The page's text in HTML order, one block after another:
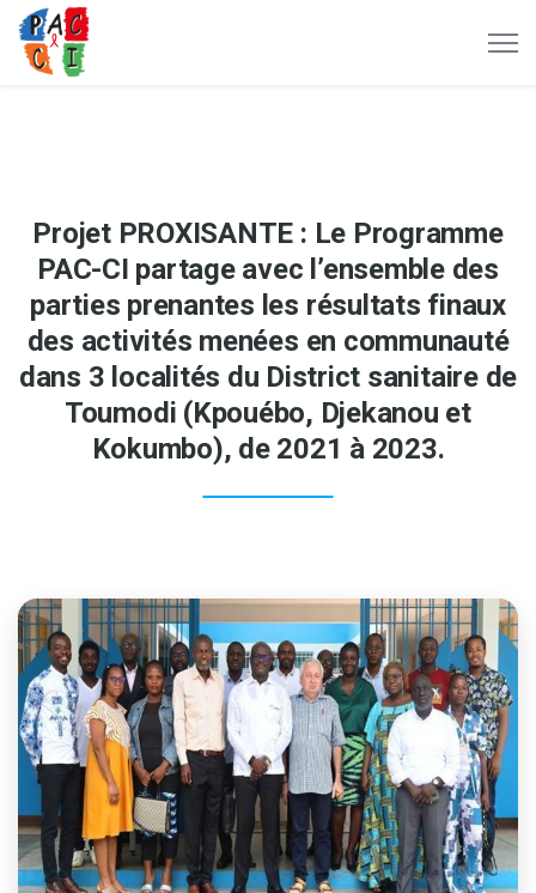
Projet PROXISANTE : Le Programme
PAC-CI partage avec l’ensemble des
parties prenantes les résultats finaux
des activités menées en communauté
dans 3 localités du District sanitaire de
Toumodi (Kpouébo, Djekanou et
Kokumbo), de 2021 à 2023.